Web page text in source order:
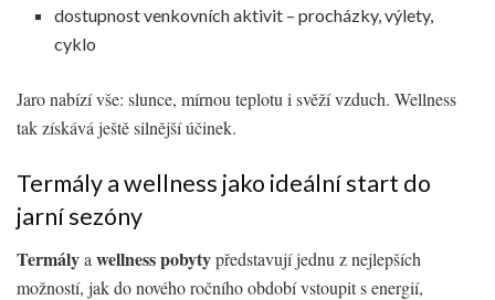
dostupnost venkovních aktivit – procházky, výlety,
cyklo
Jaro nabízí vše: slunce, mírnou teplotu i svěží vzduch. Wellness
tak získává ještě silnější účinek.
Termály a wellness jako ideální start do
jarní sezóny
Termálya wellness pobytypředstavují jednu z nejlepších
možností, jak do nového ročního období vstoupit s energií,